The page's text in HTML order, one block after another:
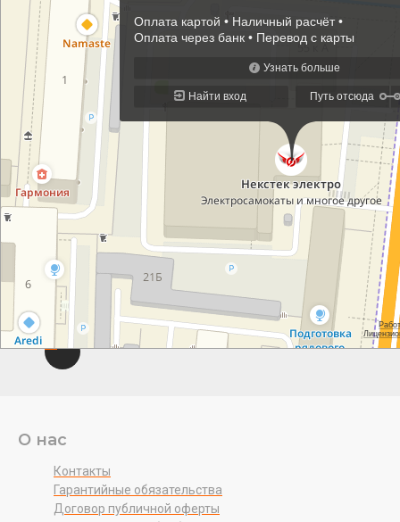
О нас
Контакты
Гарантийные обязательства
Договор публичной оферты